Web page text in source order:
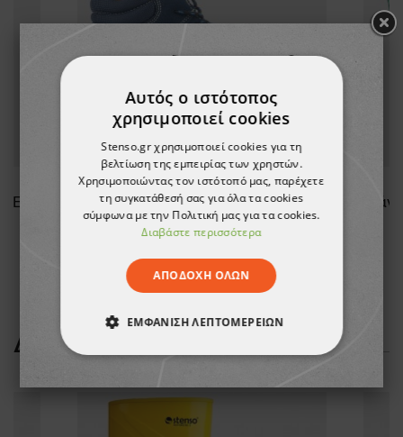
27,52 €
ΔΕΊΤΕ ΠΕΡΙΣΣΌΤΕΡΑ
Αυτός ο ιστότοπος
χρησιμοποιεί cookies
Stenso.gr χρησιμοποιεί cookies για τη
βελτίωση της εμπειρίας των χρηστών.
Χρησιμοποιώντας τον ιστότοπό μας, παρέχετε
τη συγκατάθεσή σας για όλα τα cookies
σύμφωνα με την Πολιτική μας για τα cookies.
Διαβάστε περισσότερα
ΑΠΟΔΟΧΉ ΌΛΩΝ
ΕΜΦΆΝΙΣΗ ΛΕΠΤΟΜΕΡΕΙΏΝ
ΑΠΟΛΎΤΩΣ ΑΠΑΡΑΊΤΗΤΑ
ΑΠΌΔΟΣΗΣ